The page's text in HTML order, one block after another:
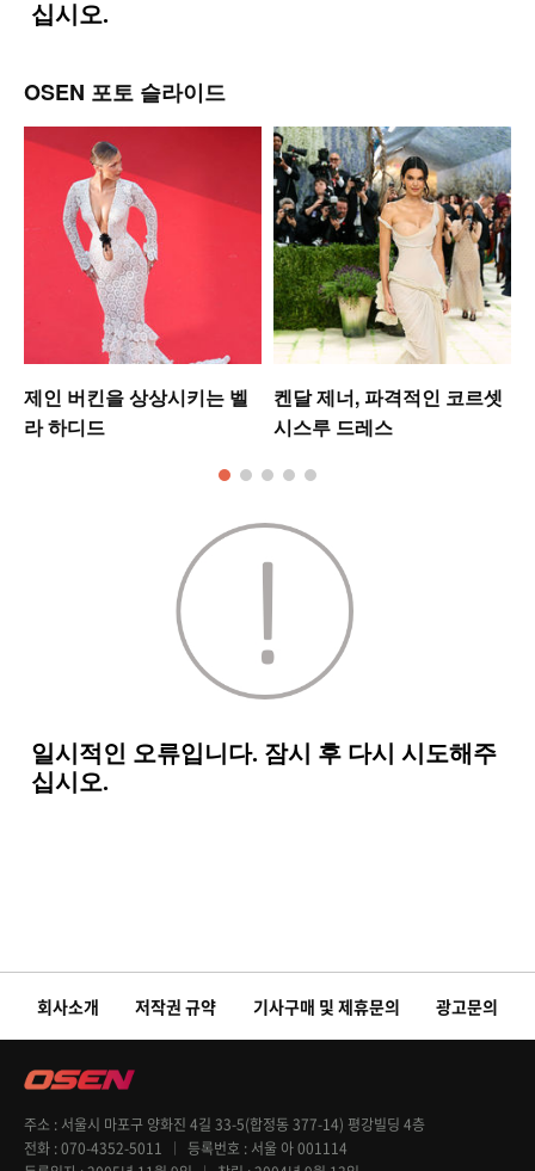
OSEN 포토 슬라이드
제인 버킨을 상상시키는 벨
라 하디드
켄달 제너, 파격적인 코르셋
시스루 드레스
회사소개 저작권 규약 기사구매 및 제휴문의 광고문의
주소
서울시 마포구 양화진 4길 33-5(합정동 377-14) 평강빌딩 4층
전화 070-4352-5011 등록번호
서울 아 001114